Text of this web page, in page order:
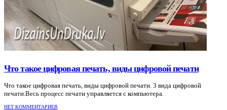
Что такое цифровая печать, виды цифровой печати
Что такое цифровая печать, виды цифровой печати. 3 вида цифровой
печати.Весь процесс печати управляется с компьютера.
НЕТ КОММЕНТАРИЕВ